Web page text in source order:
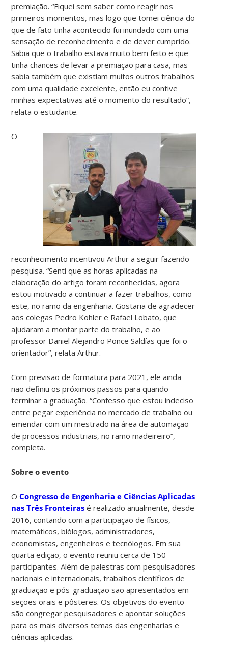
premiação. “Fiquei sem saber como reagir nos
primeiros momentos, mas logo que tomei ciência do
que de fato tinha acontecido fui inundado com uma
sensação de reconhecimento e de dever cumprido.
Sabia que o trabalho estava muito bem feito e que
tinha chances de levar a premiação para casa, mas
sabia também que existiam muitos outros trabalhos
com uma qualidade excelente, então eu contive
minhas expectativas até o momento do resultado”,
relata o estudante.
O
reconhecimento incentivou Arthur a seguir fazendo
pesquisa. “Senti que as horas aplicadas na
elaboração do artigo foram reconhecidas, agora
estou motivado a continuar a fazer trabalhos, como
este, no ramo da engenharia. Gostaria de agradecer
aos colegas Pedro Kohler e Rafael Lobato, que
ajudaram a montar parte do trabalho, e ao
professor Daniel Alejandro Ponce Saldías que foi o
orientador”, relata Arthur.
Com previsão de formatura para 2021, ele ainda
não definiu os próximos passos para quando
terminar a graduação. “Confesso que estou indeciso
entre pegar experiência no mercado de trabalho ou
emendar com um mestrado na área de automação
de processos industriais, no ramo madeireiro”,
completa.
Sobre o evento
OCongresso de Engenharia e Ciências Aplicadas
nas Três Fronteiras é realizado anualmente, desde
2016, contando com a participação de físicos,
matemáticos, biólogos, administradores,
economistas, engenheiros e tecnólogos. Em sua
quarta edição, o evento reuniu cerca de 150
participantes. Além de palestras com pesquisadores
nacionais e internacionais, trabalhos científicos de
graduação e pós-graduação são apresentados em
seções orais e pôsteres. Os objetivos do evento
são congregar pesquisadores e apontar soluções
para os mais diversos temas das engenharias e
ciências aplicadas.